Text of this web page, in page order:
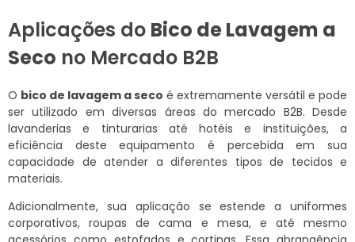
Aplicações do Bico de Lavagem a
Seco no Mercado B2B
O bico de lavagem a seco é extremamente versátil e pode
ser utilizado em diversas áreas do mercado B2B. Desde
lavanderias e tinturarias até hotéis e instituições, a
eficiência deste equipamento é percebida em sua
capacidade de atender a diferentes tipos de tecidos e
materiais.
Adicionalmente, sua aplicação se estende a uniformes
corporativos, roupas de cama e mesa, e até mesmo